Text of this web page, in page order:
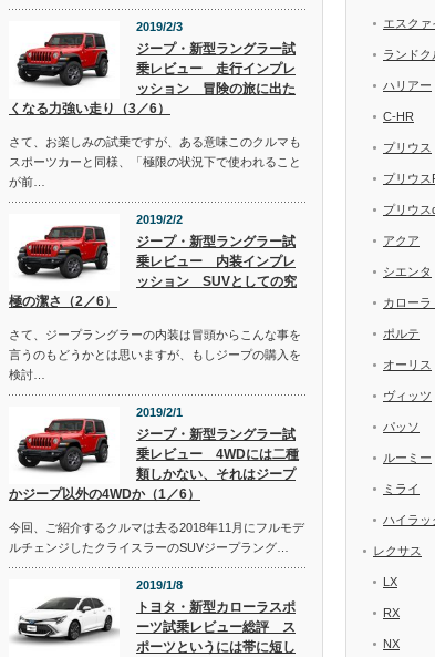
2019/2/3
ジープ・新型ラングラー試
乗レビュー 走行インプレ
ッション 冒険の旅に出た
くなる力強い走り（3／6）
さて、お楽しみの試乗ですが、ある意味このクルマも
スポーツカーと同様、「極限の状況下で使われること
が前…
2019/2/2
ジープ・新型ラングラー試
乗レビュー 内装インプレ
ッション SUVとしての究
極の潔さ（2／6）
さて、ジープラングラーの内装は冒頭からこんな事を
言うのもどうかとは思いますが、もしジープの購入を
検討…
2019/2/1
ジープ・新型ラングラー試
乗レビュー 4WDには二種
類しかない、それはジープ
かジープ以外の4WDか（1／6）
今回、ご紹介するクルマは去る2018年11月にフルモデ
ルチェンジしたクライスラーのSUVジープラング…
2019/1/8
トヨタ・新型カローラスポ
ーツ試乗レビュー総評 ス
ポーツというには帯に短し
エスクァ
ランドク
ハリアー
C-HR
プリウス
プリウス
プリウス
アクア
シエンタ
カローラ
ポルテ
オーリス
ヴィッツ
パッソ
ルーミー
ミライ
ハイラッ
レクサス
LX
RX
NX